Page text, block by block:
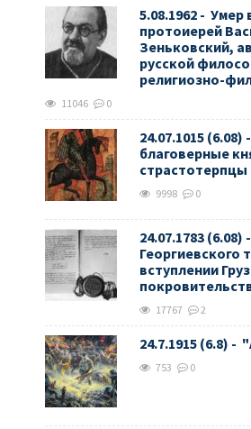
5.08.1962 - Умер
протоиерей
Зеньковский,
русской
религиозно-
11046 0
24.07.1015
благоверные
страстотерпцы
9998 0
24.07.1783
Георгиевского
вступлении
17767 2
24.7.1915 (6.8) -
753 0